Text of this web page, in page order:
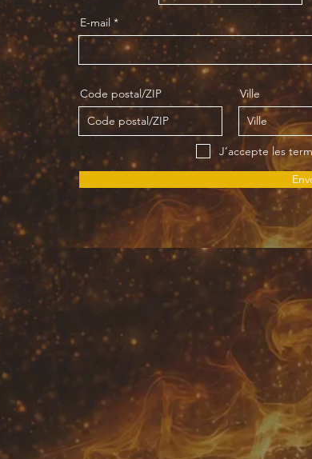
E-mail
Code postal/ZIP Ville
J’accepte les